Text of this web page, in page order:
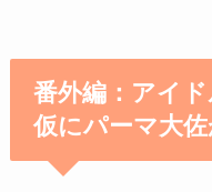
番外編：アイ
仮にパーマ大